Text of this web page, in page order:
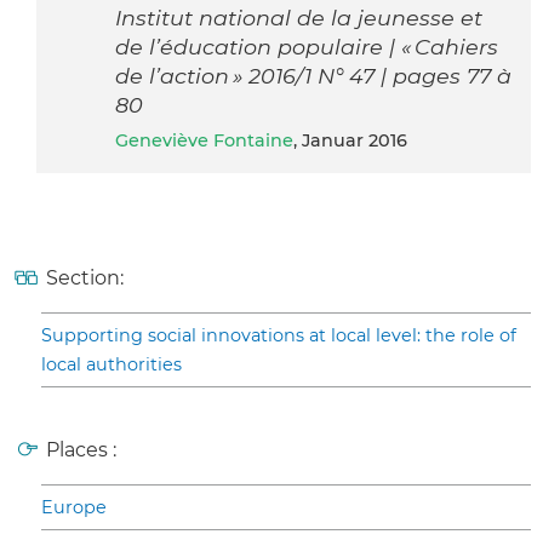
Institut national de la jeunesse et
de l’éducation populaire | « Cahiers
de l’action » 2016/1 N° 47 | pages 77 à
80
Geneviève Fontaine, Januar 2016
Section:
Supporting social innovations at local level: the role of
local authorities
Places :
Europe